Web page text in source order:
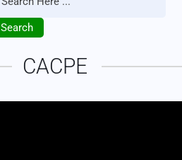
Search
CACPE